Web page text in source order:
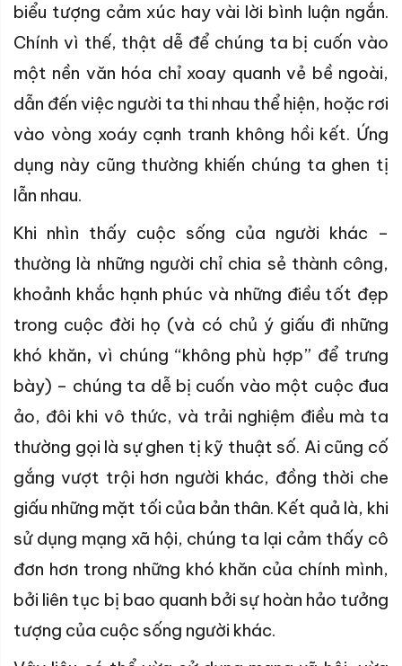
biểu tượng cảm xúc hay vài lời bình luận ngắn.
Chính vì thế, thật dễ để chúng ta bị cuốn vào
một nền văn hóa chỉ xoay quanh vẻ bề ngoài,
dẫn đến việc người ta thi nhau thể hiện, hoặc rơi
vào vòng xoáy cạnh tranh không hồi kết. Ứng
dụng này cũng thường khiến chúng ta ghen tị
lẫn nhau.
Khi nhìn thấy cuộc sống của người khác –
thường là những người chỉ chia sẻ thành công,
khoảnh khắc hạnh phúc và những điều tốt đẹp
trong cuộc đời họ (và có chủ ý giấu đi những
khó khăn, vì chúng “không phù hợp” để trưng
bày) – chúng ta dễ bị cuốn vào một cuộc đua
ảo, đôi khi vô thức, và trải nghiệm điều mà ta
thường gọi là sự ghen tị kỹ thuật số. Ai cũng cố
gắng vượt trội hơn người khác, đồng thời che
giấu những mặt tối của bản thân. Kết quả là, khi
sử dụng mạng xã hội, chúng ta lại cảm thấy cô
đơn hơn trong những khó khăn của chính mình,
bởi liên tục bị bao quanh bởi sự hoàn hảo tưởng
tượng của cuộc sống người khác.